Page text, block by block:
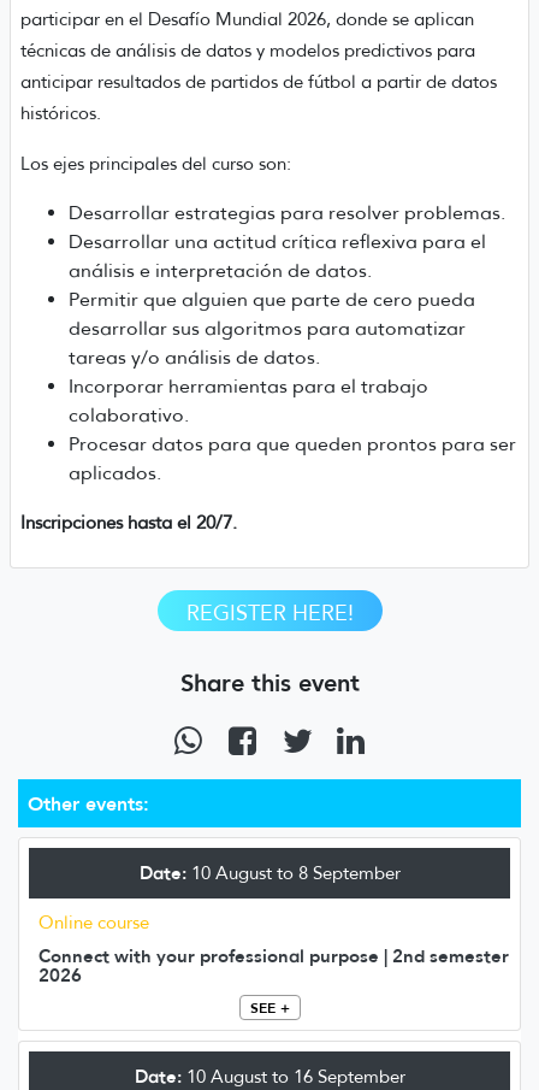
Other events:
Date:10 August to 8 September
Online course
Connect with your professional purpose | 2nd semester
2026
SEE +
Date:10 August to 16 September
participar en el Desafío Mundial 2026, donde se aplican
técnicas de análisis de datos y modelos predictivos para
anticipar resultados de partidos de fútbol a partir de datos
históricos.
Los ejes principales del curso son:
Desarrollar estrategias para resolver problemas.
Desarrollar una actitud crítica reflexiva para el
análisis e interpretación de datos.
Permitir que alguien que parte de cero pueda
desarrollar sus algoritmos para automatizar
tareas y/o análisis de datos.
Incorporar herramientas para el trabajo
colaborativo.
Procesar datos para que queden prontos para ser
aplicados.
Inscripciones hasta el 20/7.
REGISTER HERE!
Share this event